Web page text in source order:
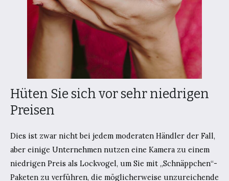
Hüten Sie sich vor sehr niedrigen
Preisen
Dies ist zwar nicht bei jedem moderaten Händler der Fall,
aber einige Unternehmen nutzen eine Kamera zu einem
niedrigen Preis als Lockvogel, um Sie mit „Schnäppchen“-
Paketen zu verführen, die möglicherweise unzureichende